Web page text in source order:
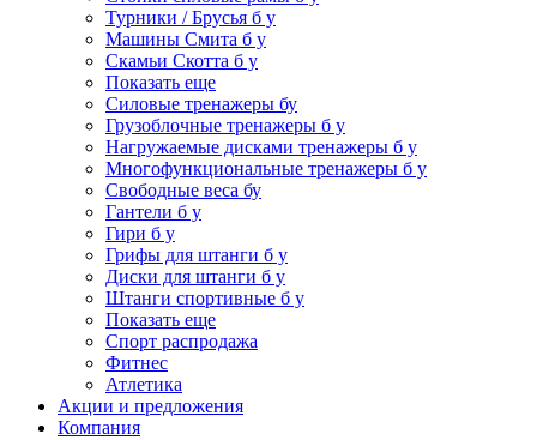
Турники / Брусья б у
Машины Смита б у
Скамьи Скотта б у
Показать еще
Силовые тренажеры бу
Грузоблочные тренажеры б у
Нагружаемые дисками тренажеры б у
Многофункциональные тренажеры б у
Свободные веса бу
Гантели б у
Гири б у
Грифы для штанги б у
Диски для штанги б у
Штанги спортивные б у
Показать еще
Спорт распродажа
Фитнес
Атлетика
Акции и предложения
Компания